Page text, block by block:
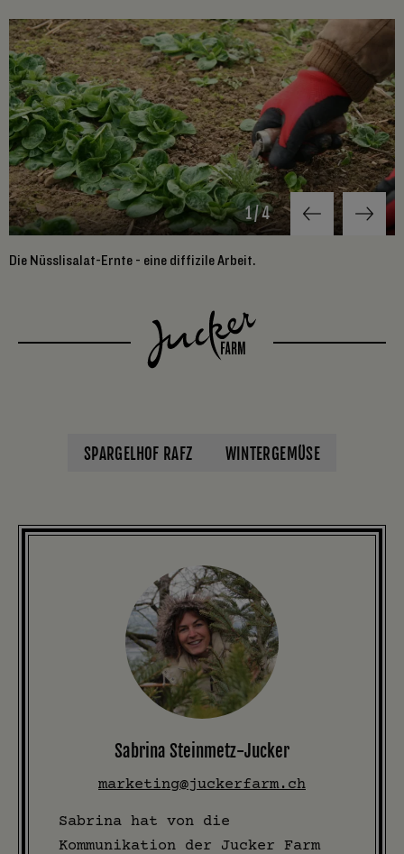
1/4
Die Nüsslisalat-Ernte - eine diffizile Arbeit.
SPARGELHOF RAFZ WINTERGEMÜSE
Sabrina Steinmetz-Jucker
marketing@juckerfarm.ch
Sabrina hat von die
Kommunikation der Jucker Farm